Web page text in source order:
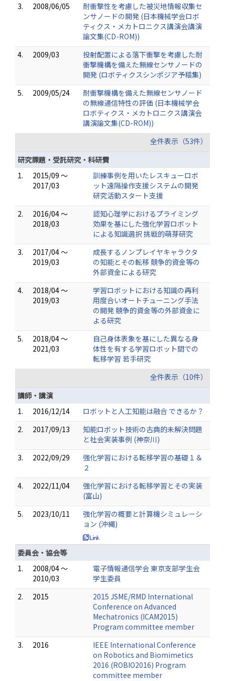
3.
2008/06/05
耐衝撃性を考慮した被災地情報収集セ
ンサノードの開発 (日本機械学会ロボ
ティクス・メカトロニクス講演会講演
論文集(CD-ROM))
4.
2009/03
投射配置による落下衝撃を考慮した耐
衝撃機構を備えた無線センサノードの
開発 (ロボティクスシンポジア予稿集)
5.
2009/05/24
耐衝撃機構を備えた無線センサノード
の無線通信特性の評価 (日本機械学会
ロボティクス・メカトロニクス講演会
講演論文集(CD-ROM))
全件表示（53件）
研究課題・受託研究・科研費
1.
2015/09 ～
2017/03
訓練事例を用いたレスキューロボ
ット遠隔操作支援システムの開発
研究活動スタート支援
2.
2016/04 ～
2018/03
認知心理学におけるプライミング
効果を基にした強化学習ロボット
による知識選択 挑戦的萌芽研究
3.
2017/04 ～
2019/03
成長するノンプレイヤキャラクタ
の知能とその転移 競争的資金等の
外部資金による研究
4.
2018/04 ～
2019/03
学習ロボットにおける知識の再利
用度合いオートチューニング手法
の開発 競争的資金等の外部資金に
よる研究
5.
2018/04 ～
2021/03
自己身体表象を基にした異なる身
体性を有する学習ロボット間での
転移学習 若手研究
全件表示（10件）
講師・講演
1.
2016/12/14
ロボットと人工知能は融合 できるか？
2.
2017/09/13
知能ロボット技術の古典的未解決問題
と社会実装事例 (神奈川)
3.
2022/09/29
強化学習における転移学習の基礎１＆
２
4.
2022/11/04
強化学習における転移学習とその実装
(富山)
5.
2023/10/11
強化学習の概要と計算機シミュレーシ
ョン (沖縄)
委員会・協会等
1.
2008/04 ～
2010/03
電子情報通信学会 東京支部学生会
学生委員
2.
2015
2015 JSME/RMD International
Conference on Advanced
Mechatronics (ICAM2015)
Program committee member
3.
2016
IEEE International Conference
on Robotics and Biomimetics
2016 (ROBIO2016) Program
committee member